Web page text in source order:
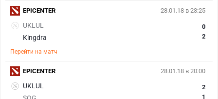
28.01.18 в 23:25
UKLUL
Kingdra
0
2
Перейти на матч
EPICENTER
28.01.18 в 20:00
UKLUL
2
1
EPICENTER